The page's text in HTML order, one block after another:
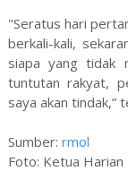
"Seratus hari
berkali-kali,
siapa yang tidak
tuntutan rakyat,
saya akan tindak,”
Sumber: rmol
Foto: Ketua Harian